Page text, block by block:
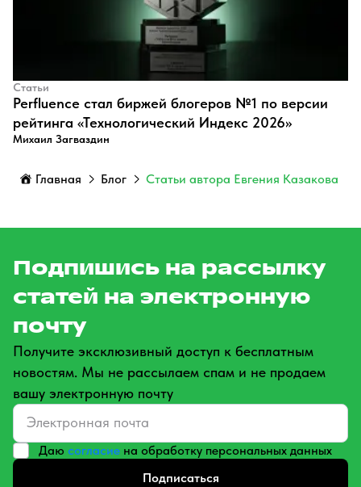
Статьи
Perfluence стал биржей блогеров №1 по версии
рейтинга «Технологический Индекс 2026»
Михаил Загваздин
Главная Блог Статьи автора Евгения Казакова
Подпишись на рассылку
статей на электронную
почту
Получите эксклюзивный доступ к бесплатным
новостям. Мы не рассылаем спам и не продаем
вашу электронную почту
Даю согласие на обработку персональных данных
Подписаться